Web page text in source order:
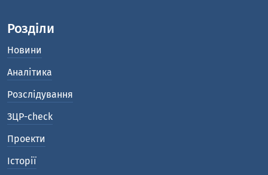
Розділи
Новини
Аналітика
Розслідування
ЗЦР-check
Проекти
Історії